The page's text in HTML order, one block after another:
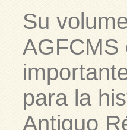
Su
AGFCMS
para la
Antiguo